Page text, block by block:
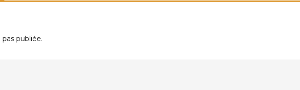
publiée.